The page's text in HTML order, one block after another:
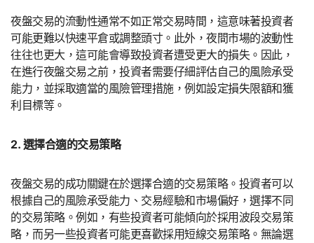
夜盤交易的流動性通常不如正常交易時間，這意味著投資者
可能更難以快速平倉或調整頭寸。此外，夜間市場的波動性
往往也更大，這可能會導致投資者遭受更大的損失。因此，
在進行夜盤交易之前，投資者需要仔細評估自己的風險承受
能力，並採取適當的風險管理措施，例如設定損失限額和獲
利目標等。
2. 選擇合適的交易策略
夜盤交易的成功關鍵在於選擇合適的交易策略。投資者可以
根據自己的風險承受能力、交易經驗和市場偏好，選擇不同
的交易策略。例如，有些投資者可能傾向於採用波段交易策
略，而另一些投資者可能更喜歡採用短線交易策略。無論選